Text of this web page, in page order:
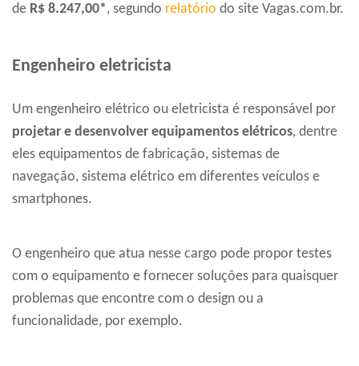
de R$ 8.247,00*, segundo relatório do site Vagas.com.br.
Engenheiro eletricista
Um engenheiro elétrico ou eletricista é responsável por
projetar e desenvolver equipamentos elétricos, dentre
eles equipamentos de fabricação, sistemas de
navegação, sistema elétrico em diferentes veículos e
smartphones.
O engenheiro que atua nesse cargo pode propor testes
com o equipamento e fornecer soluções para quaisquer
problemas que encontre com o design ou a
funcionalidade, por exemplo.